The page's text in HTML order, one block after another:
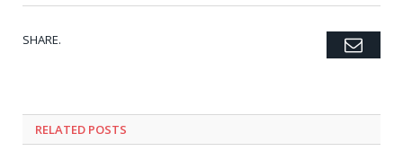
SHARE. Twitter
Facebook
Google+
Pinterest
LinkedIn
Tumblr
RELATED POSTS